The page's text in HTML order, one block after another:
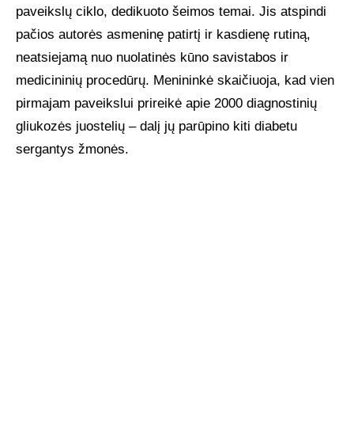
paveikslų ciklo, dedikuoto šeimos temai. Jis atspindi
pačios autorės asmeninę patirtį ir kasdienę rutiną,
neatsiejamą nuo nuolatinės kūno savistabos ir
medicininių procedūrų. Menininkė skaičiuoja, kad vien
pirmajam paveikslui prireikė apie 2000 diagnostinių
gliukozės juostelių – dalį jų parūpino kiti diabetu
sergantys žmonės.